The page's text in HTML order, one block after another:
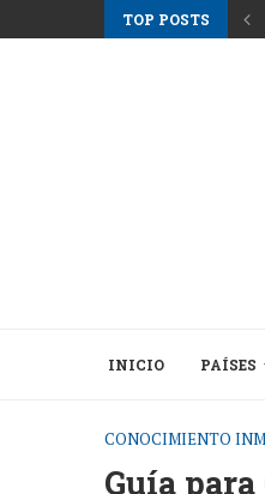
TOP POSTS
INICIO PAÍSES
CONOCIMIENTO
Guía